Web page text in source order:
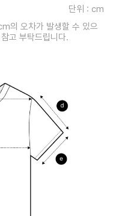
단위 : cm
의 오차가 발생할 수 있으
고 부탁드립니다.